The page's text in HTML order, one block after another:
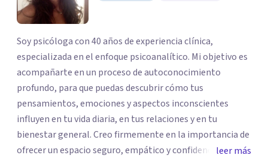
Soy psicóloga con 40 años de experiencia clínica,
especializada en el enfoque psicoanalítico. Mi objetivo es
acompañarte en un proceso de autoconocimiento
profundo, para que puedas descubrir cómo tus
pensamientos, emociones y aspectos inconscientes
influyen en tu vida diaria, en tus relaciones y en tu
bienestar general. Creo firmemente en la importancia de
ofrecer un espacio seguro, empático y confidencial, donde
leer más